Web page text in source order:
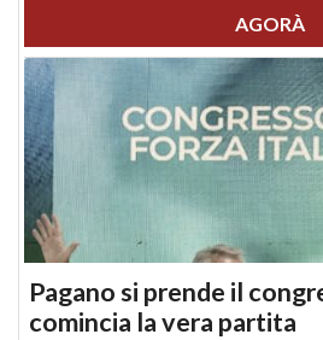
AGORÀ
Pagano si prende il
comincia la vera partita